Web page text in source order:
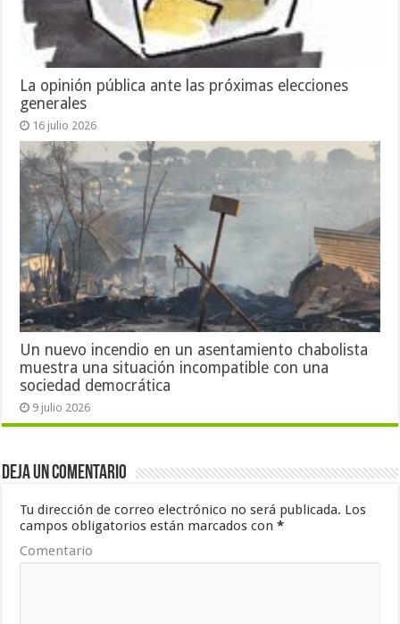
La opinión pública ante las próximas elecciones
generales
16 julio 2026
Un nuevo incendio en un asentamiento chabolista
muestra una situación incompatible con una
sociedad democrática
9 julio 2026
Deja un comentario
Tu dirección de correo electrónico no será publicada. Los
campos obligatorios están marcados con*
Comentario